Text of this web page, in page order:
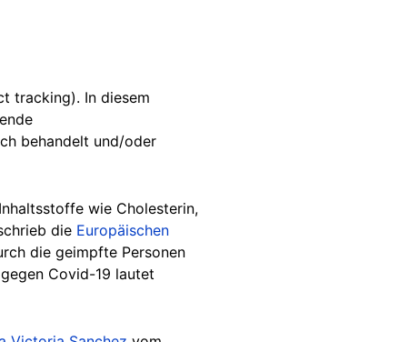
tracking). In diesem
behandelt und/oder
wie Cholesterin,
die Europäischen
die geimpfte Personen
Covid-19 lautet